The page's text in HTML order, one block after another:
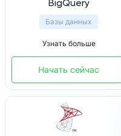
BigQuery
Базы данных
Узнать больше
Начать сейчас